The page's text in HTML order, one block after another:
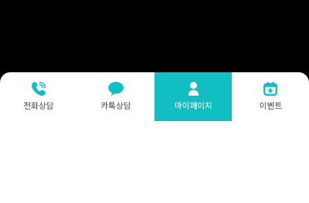
전화상담 카톡상담 마이페이지 이벤트